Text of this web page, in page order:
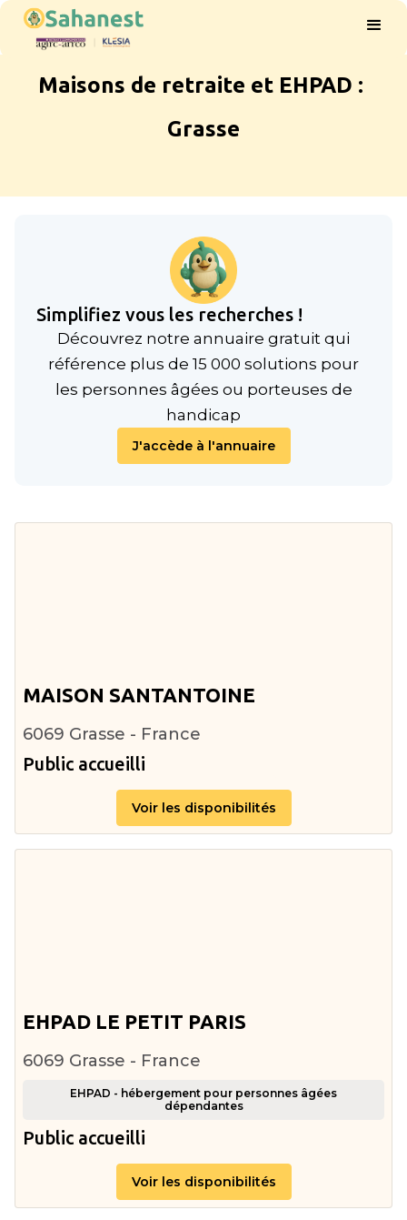
Maisons de retraite et EHPAD :
Grasse
Simplifiez vous les recherches !
Découvrez notre annuaire gratuit qui
référence plus de 15 000 solutions pour
les personnes âgées ou porteuses de
handicap
J'accède à l'annuaire
MAISON SANTANTOINE
6069 Grasse - France
Public accueilli
Voir les disponibilités
EHPAD LE PETIT PARIS
6069 Grasse - France
EHPAD - hébergement pour personnes âgées
dépendantes
Public accueilli
Voir les disponibilités